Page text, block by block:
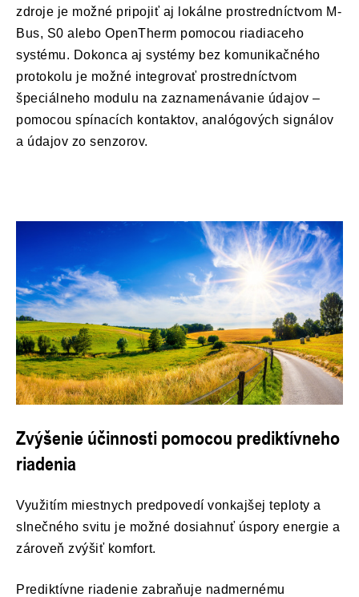
zdroje je možné pripojiť aj lokálne prostredníctvom M-
Bus, S0 alebo OpenTherm pomocou riadiaceho
systému. Dokonca aj systémy bez komunikačného
protokolu je možné integrovať prostredníctvom
špeciálneho modulu na zaznamenávanie údajov –
pomocou spínacích kontaktov, analógových signálov
a údajov zo senzorov.
Zvýšenie účinnosti pomocou prediktívneho
riadenia
Využitím miestnych predpovedí vonkajšej teploty a
slnečného svitu je možné dosiahnuť úspory energie a
zároveň zvýšiť komfort.
Prediktívne riadenie zabraňuje nadmernému